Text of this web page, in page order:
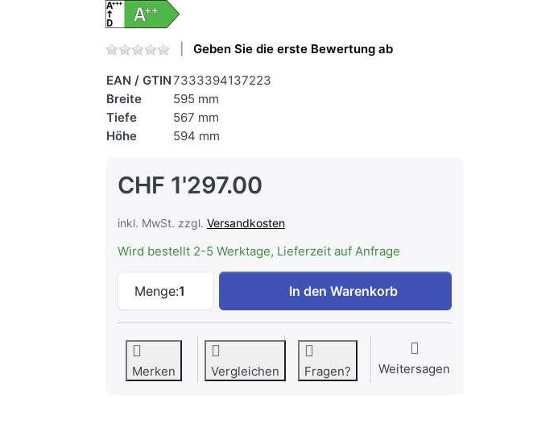
Geben Sie die erste Bewertung ab
EAN / GTIN7333394137223
Breite
595 mm
Tiefe
567 mm
Höhe
594 mm
CHF 1'297.00
inkl. MwSt. zzgl. Versandkosten
Wird bestellt 2-5 Werktage, Lieferzeit auf Anfrage
Menge:1
Electrolux EB6GL40XCN Backofen Chrom mit
In den Warenkorb
Merken Vergleichen Fragen? Weitersagen